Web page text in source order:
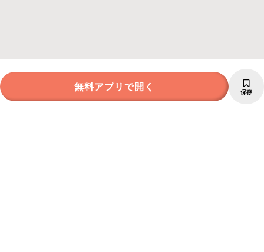
無料アプリで開く 保存